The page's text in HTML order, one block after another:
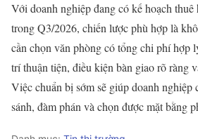
Với doanh nghiệp đang có kế hoạch
trong Q3/2026, chiến lược phù hợp là
cần chọn văn phòng có tổng chi phí hợp
trí thuận tiện, điều kiện bàn giao rõ ràng
Việc chuẩn bị sớm sẽ giúp doanh nghiệp
sánh, đàm phán và chọn được mặt bằng